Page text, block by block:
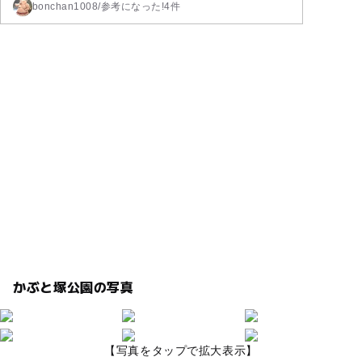
bonchan1008/参考になった!4件
かぶと塚公園の写真
【写真をタップで拡大表示】